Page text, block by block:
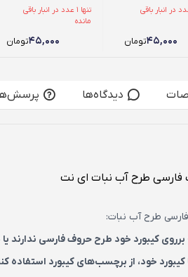
1 عدد در انبار باقی
۴۵,۰۰۰تومان
تنها 1 عدد در انبار باقی
مانده
۴۵,۰۰۰تومان
دیدگاه‌ها
فارسی طرح آب نبات ای نت
طرح آب‌ نبات:
کیبورد خود طرح حروف فارسی
کیبورد خود، از برچسب‌های کیبورد